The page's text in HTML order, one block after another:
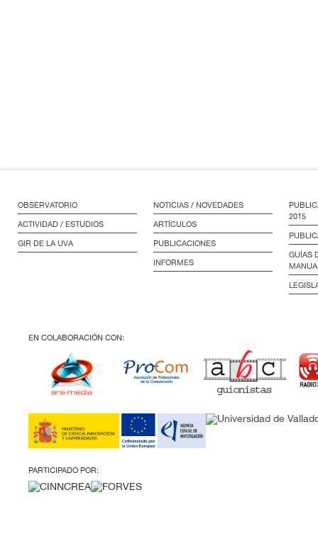
OBSERVATORIO
ACTIVIDAD / ESTUDIOS
GIR DE LA UVA
NOTICIAS / NOVEDADES
ARTÍCULOS
PUBLICACIONES
INFORMES
2015
GUÍAS
EN COLABORACIÓN CON:
PARTICIPADO POR: